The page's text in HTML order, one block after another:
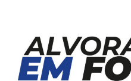
conteúdo